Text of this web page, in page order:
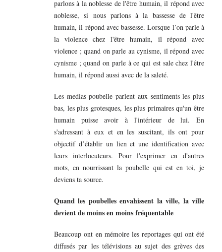
parlons à la noblesse de l'être humain, il répond avec
noblesse, si nous parlons à la bassesse de l'être
humain, il répond avec bassesse. Lorsque l’on parle à
la violence chez l'être humain, il répond avec
violence ; quand on parle au cynisme, il répond avec
cynisme ; quand on parle à ce qui est sale chez l'être
humain, il répond aussi avec de la saleté.
Les medias poubelle parlent aux sentiments les plus
bas, les plus grotesques, les plus primaires qu'un être
humain puisse avoir à l'intérieur de lui. En
s'adressant à eux et en les suscitant, ils ont pour
objectif d’établir un lien et une identification avec
leurs interlocuteurs. Pour l'exprimer en d'autres
mots, en nourrissant la poubelle qui est en toi, je
deviens ta source.
Quand les poubelles envahissent la ville, la ville
devient de moins en moins fréquentable
Beaucoup ont en mémoire les reportages qui ont été
diffusés par les télévisions au sujet des grèves des